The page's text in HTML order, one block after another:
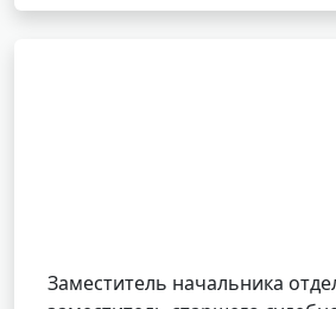
Заместитель начальника